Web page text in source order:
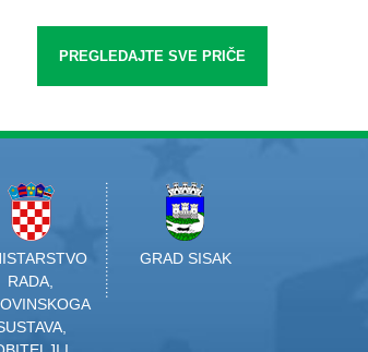
PREGLEDAJTE SVE PRIČE
RADA,
GRAD SISAK